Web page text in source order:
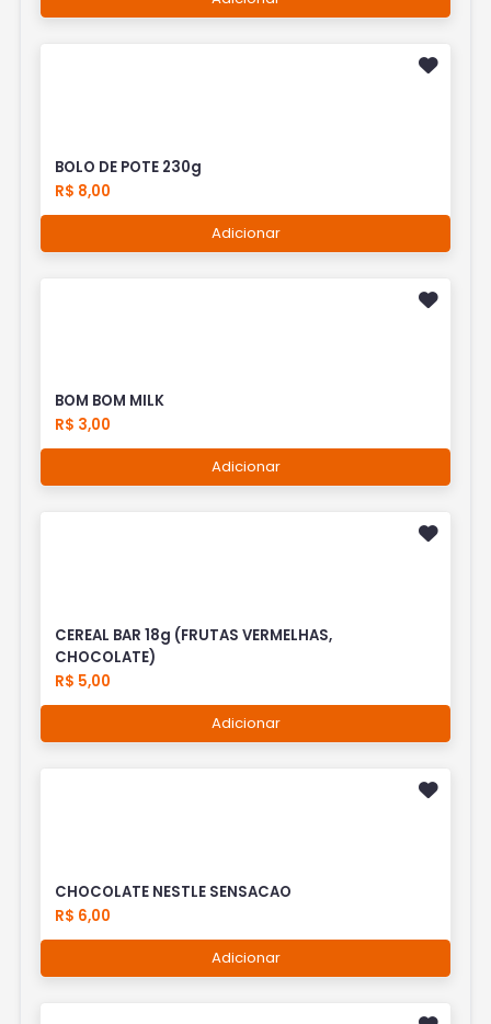
BOLO DE POTE 230g
R$ 8,00
Adicionar
BOM BOM MILK
R$ 3,00
Adicionar
CEREAL BAR 18g (FRUTAS VERMELHAS,
CHOCOLATE)
R$ 5,00
Adicionar
CHOCOLATE NESTLE SENSACAO
R$ 6,00
Adicionar